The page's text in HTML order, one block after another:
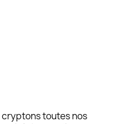
cryptons toutes nos